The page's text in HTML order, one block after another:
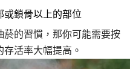
或鎖骨以上的部位
的習慣，那你可能需要按
活率大幅提高。